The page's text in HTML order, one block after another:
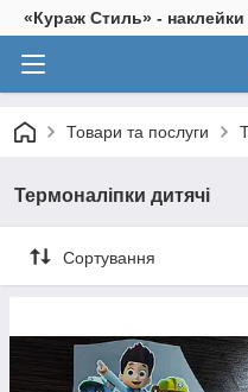
«Кураж Стиль» -
Товари та послуги
Термоналіпки дитячі
Сортування